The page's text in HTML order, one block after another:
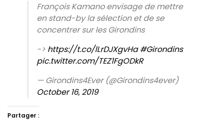
François Kamano envisage de mettre
en stand-by la sélection et de se
concentrer sur les Girondins
-> https://t.co/lLrDJXgvHa #Girondins
pic.twitter.com/TEZ1FgODkR
— Girondins4Ever (@Girondins4ever)
October 16, 2019
Partager :